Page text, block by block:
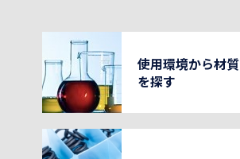
使用環境から材質
を探す